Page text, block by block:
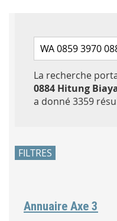
Rechercher par
La recherche
0884 Hitung
a donné 3359
FILTRES
Annuaire Axe 3